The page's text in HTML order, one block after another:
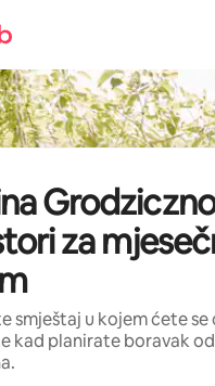
za
smještaj u kojem ćete
kad planirate boravak